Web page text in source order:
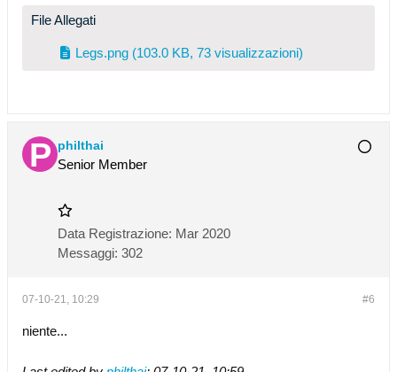
File Allegati
Legs.png (103.0 KB, 73 visualizzazioni)
philthai
Senior Member
Data Registrazione: Mar 2020
Messaggi: 302
#6
07-10-21, 10:29
niente...